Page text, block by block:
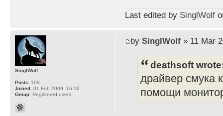
Last edited by SinglWolf
by SinglWolf» 11 Mar
deathsoft
драйвер смука
помощи
SinglWolf
Posts: 168
Joined: 01 Feb 2009, 16:16
Group: Registered users